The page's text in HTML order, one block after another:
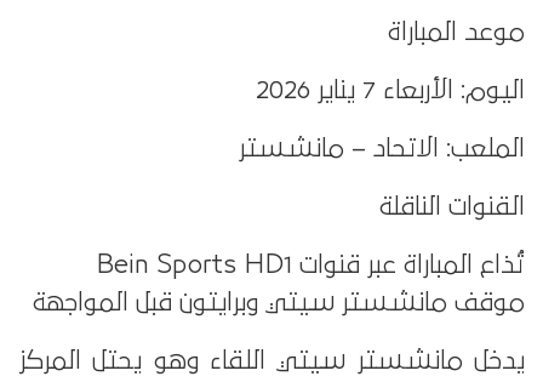
موعد المباراة
اليوم: الأربعاء 7 يناير 2026
الملعب: الاتحاد – مانشستر
القنوات الناقلة
تُذاع المباراة عبر قنوات Bein Sports HD1
موقف مانشستر سيتي وبرايتون قبل المواجهة
يدخل مانشستر سيتي اللقاء وهو يحتل المركز